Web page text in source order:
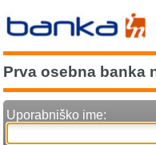
Prva osebna banka
Uporabniško ime: